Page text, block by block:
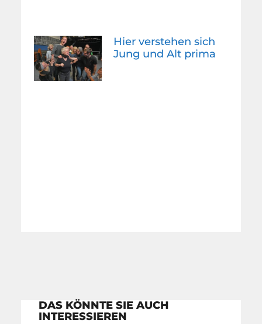
Hier verstehen sich
Jung und Alt prima
DAS KÖNNTE SIE AUCH
INTERESSIEREN